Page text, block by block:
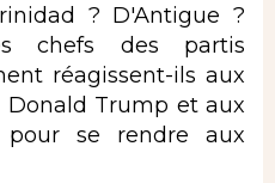
? D'Antigue ?
chefs des partis
réagissent-ils aux
Donald Trump et aux
se rendre aux